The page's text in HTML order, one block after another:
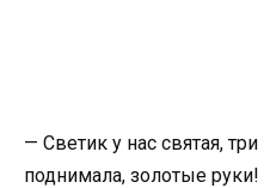
— Светик у нас святая,
поднимала, золотые